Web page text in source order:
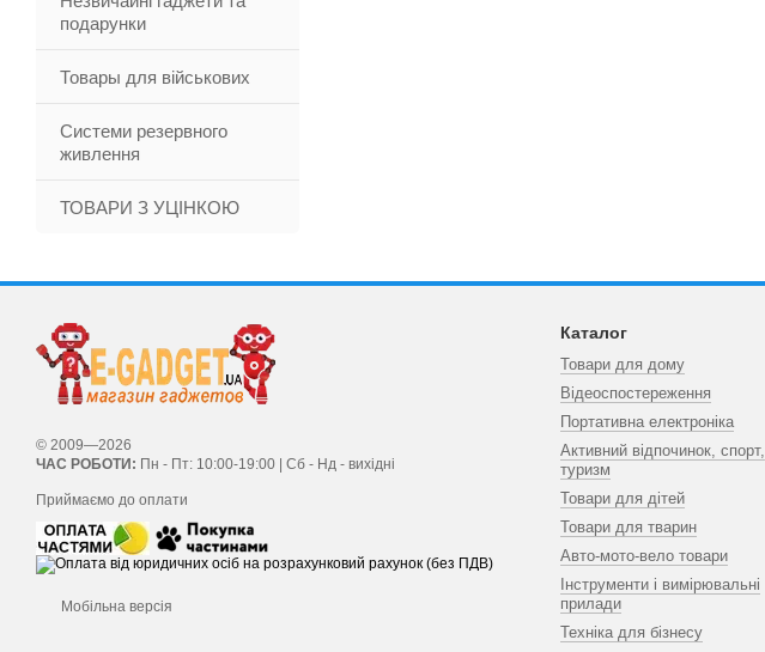
подарунки
Товары для військових
Системи резервного
живлення
ТОВАРИ З УЦІНКОЮ
© 2009—2026
ЧАС РОБОТИ: Пн - Пт: 10:00-19:00 | Сб - Нд - вихідні
Приймаємо до оплати
Мобільна версія
Каталог
Товари для дому
Відеоспостереження
Портативна електроніка
Активний відпочинок, спорт,
туризм
Товари для дітей
Товари для тварин
Авто-мото-вело товари
Інструменти і вимірювальні
прилади
Техніка для бізнесу